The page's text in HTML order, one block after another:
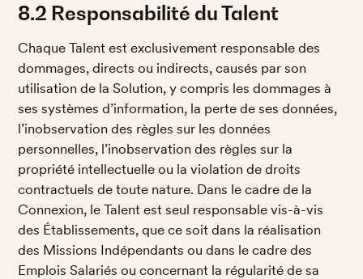
8.2 Responsabilité du Talent
Chaque Talent est exclusivement responsable des
dommages, directs ou indirects, causés par son
utilisation de la Solution, y compris les dommages à
ses systèmes d’information, la perte de ses données,
l’inobservation des règles sur les données
personnelles, l’inobservation des règles sur la
propriété intellectuelle ou la violation de droits
contractuels de toute nature. Dans le cadre de la
Connexion, le Talent est seul responsable vis-à-vis
des Établissements, que ce soit dans la réalisation
des Missions Indépendants ou dans le cadre des
Emplois Salariés ou concernant la régularité de sa